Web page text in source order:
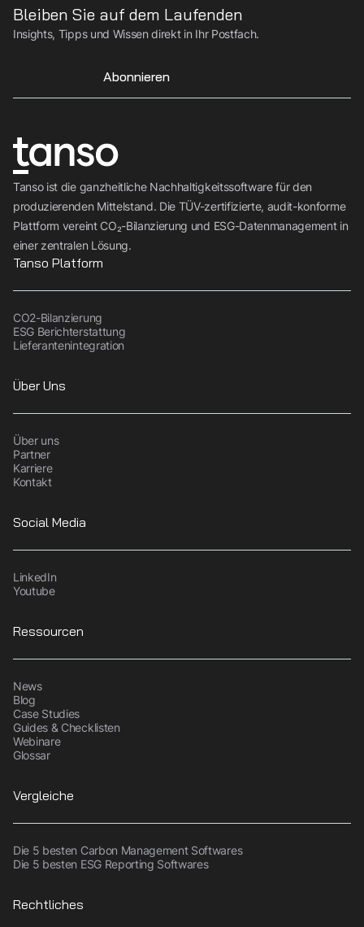
Tanso ist die ganzheitliche Nachhaltigkeitssoftware für den
produzierenden Mittelstand. Die TÜV-zertifizierte, audit-konforme
Plattform vereint CO₂-Bilanzierung und ESG-Datenmanagement in
einer zentralen Lösung.
Bleiben Sie auf dem Laufenden
Insights, Tipps und Wissen direkt in Ihr Postfach.
Abonnieren
Tanso Platform
CO2-Bilanzierung
ESG Berichterstattung
Lieferantenintegration
Über Uns
Über uns
Partner
Karriere
Kontakt
Social Media
LinkedIn
Youtube
Ressourcen
News
Blog
Case Studies
Guides & Checklisten
Webinare
Glossar
Vergleiche
Die 5 besten Carbon Management Softwares
Die 5 besten ESG Reporting Softwares
Rechtliches